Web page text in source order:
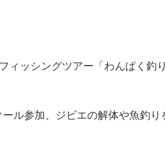
ィッシングツアー「わんぱく釣
ル参加、ジビエの解体や魚釣り